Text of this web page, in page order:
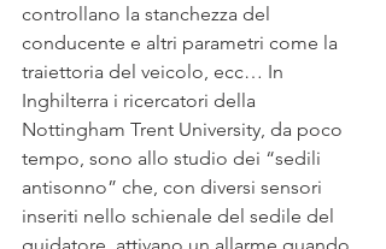
controllano la stanchezza del
conducente e altri parametri come la
traiettoria del veicolo, ecc… In
Inghilterra i ricercatori della
Nottingham Trent University, da poco
tempo, sono allo studio dei “sedili
antisonno” che, con diversi sensori
inseriti nello schienale del sedile del